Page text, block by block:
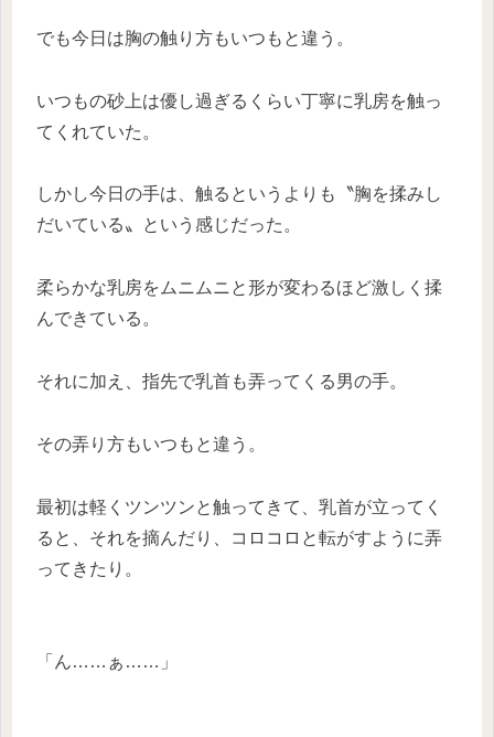
でも今日は胸の触り方もいつもと違う。
いつもの砂上は優し過ぎるくらい丁寧に乳房を触っ
てくれていた。
しかし今日の手は、触るというよりも〝胸を揉みし
だいている〟という感じだった。
柔らかな乳房をムニムニと形が変わるほど激しく揉
んできている。
それに加え、指先で乳首も弄ってくる男の手。
その弄り方もいつもと違う。
最初は軽くツンツンと触ってきて、乳首が立ってく
ると、それを摘んだり、コロコロと転がすように弄
ってきたり。
「ん……ぁ……」